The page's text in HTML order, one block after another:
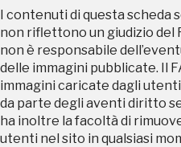
I contenuti di questa scheda
non riflettono un giudizio del
non è responsabile
delle immagini pubblicate. Il
immagini caricate dagli
da parte degli aventi diritto
ha inoltre la facoltà di
utenti nel sito in qualsiasi
Scopri tutte le